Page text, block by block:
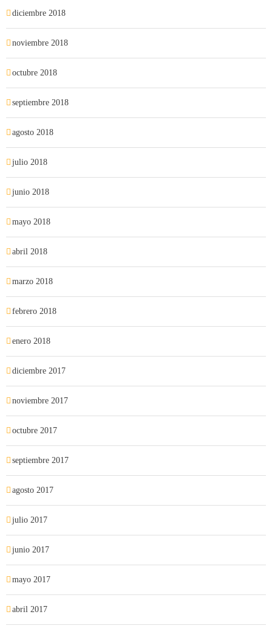
diciembre 2018
noviembre 2018
octubre 2018
septiembre 2018
agosto 2018
julio 2018
junio 2018
mayo 2018
abril 2018
marzo 2018
febrero 2018
enero 2018
diciembre 2017
noviembre 2017
octubre 2017
septiembre 2017
agosto 2017
julio 2017
junio 2017
mayo 2017
abril 2017